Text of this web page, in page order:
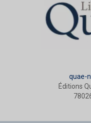
quae-
Éditions